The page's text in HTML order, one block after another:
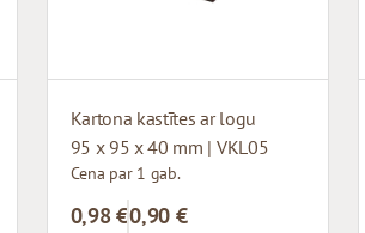
Kartona kastītes ar logu
95 x 95 x 40 mm | VKL05
Cena par 1 gab.
0,98 €0,90 €